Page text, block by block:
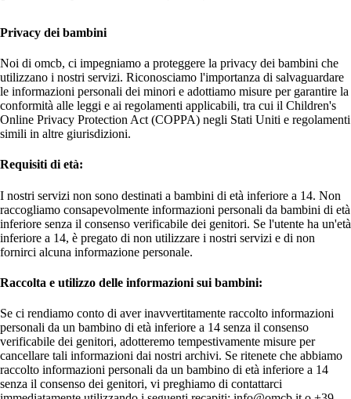
Privacy dei bambini
Noi di omcb, ci impegniamo a proteggere la privacy dei bambini che
utilizzano i nostri servizi. Riconosciamo l'importanza di salvaguardare
le informazioni personali dei minori e adottiamo misure per garantire la
conformità alle leggi e ai regolamenti applicabili, tra cui il Children's
Online Privacy Protection Act (COPPA) negli Stati Uniti e regolamenti
simili in altre giurisdizioni.
Requisiti di età:
I nostri servizi non sono destinati a bambini di età inferiore a 14. Non
raccogliamo consapevolmente informazioni personali da bambini di età
inferiore senza il consenso verificabile dei genitori. Se l'utente ha un'età
inferiore a 14, è pregato di non utilizzare i nostri servizi e di non
fornirci alcuna informazione personale.
Raccolta e utilizzo delle informazioni sui bambini:
Se ci rendiamo conto di aver inavvertitamente raccolto informazioni
personali da un bambino di età inferiore a 14 senza il consenso
verificabile dei genitori, adotteremo tempestivamente misure per
cancellare tali informazioni dai nostri archivi. Se ritenete che abbiamo
raccolto informazioni personali da un bambino di età inferiore a 14
senza il consenso dei genitori, vi preghiamo di contattarci